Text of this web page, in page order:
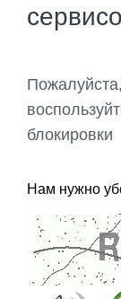
блокировки
Нам нужно